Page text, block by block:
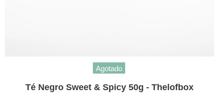
Agotado
Té Negro Sweet & Spicy 50g - Thelofbox